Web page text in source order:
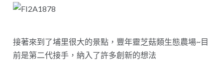
接著來到了埔里很大的景點，豐年靈芝菇類生態農場~目
前是第二代接手，納入了許多創新的想法